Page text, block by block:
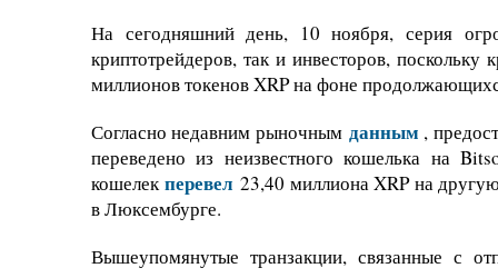
На сегодняшний день, 10 ноября, серия
криптотрейдеров, так и инвесторов,
миллионов токенов XRP на фоне
Согласно недавним рыночным данным ,
переведено из неизвестного кошелька на
кошелекперевел 23,40 миллиона XRP на
в Люксембурге.
Вышеупомянутые транзакции, связанные с